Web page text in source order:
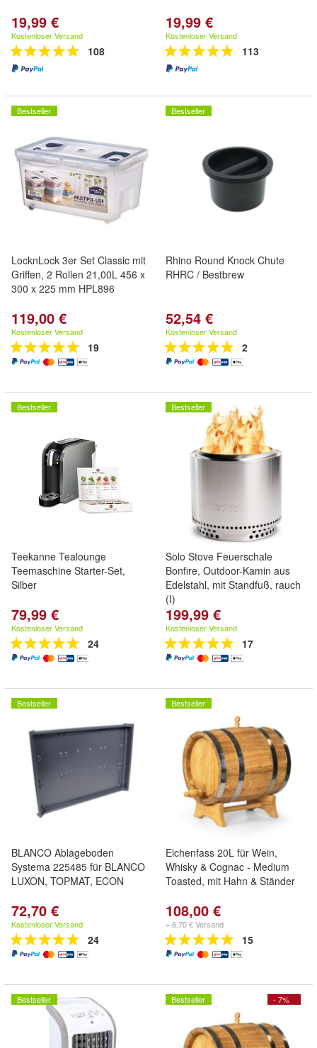
19,99 €
Kostenloser Versand
108
19,99 €
Kostenloser Versand
113
Bestseller
LocknLock 3er Set Classic mit
Griffen, 2 Rollen 21,00L 456 x
300 x 225 mm HPL896
119,00 €
Kostenloser Versand
19
Bestseller
Rhino Round Knock Chute
RHRC / Bestbrew
52,54 €
Kostenloser Versand
2
Bestseller
Teekanne Tealounge
Teemaschine Starter-Set,
Silber
79,99 €
Kostenloser Versand
24
Bestseller
Solo Stove Feuerschale
Bonfire, Outdoor-Kamin aus
Edelstahl, mit Standfuß, rauch
(I)
199,99 €
Kostenloser Versand
17
Bestseller
BLANCO Ablageboden
Systema 225485 für BLANCO
LUXON, TOPMAT, ECON
72,70 €
Kostenloser Versand
24
Bestseller
Eichenfass 20L für Wein,
Whisky & Cognac - Medium
Toasted, mit Hahn & Ständer
108,00 €
+ 6,70 € Versand
15
Bestseller - 7%
Bestseller